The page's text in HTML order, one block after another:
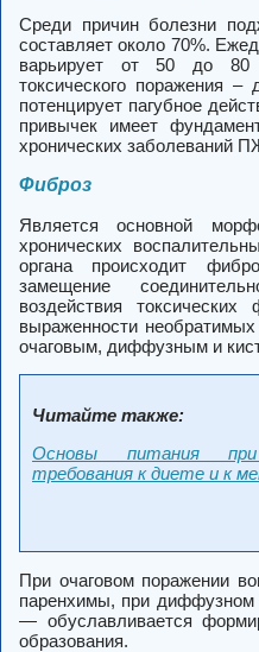
Среди причин болезни
составляет около 70%.
варьирует от 50 до
токсического поражения
потенцирует пагубное
привычек имеет
хронических заболеваний
Фиброз
Является основной
хронических
органа происходит
замещение
воздействия
выраженности
очаговым, диффузным и
Читайте также:
Основы питания
требования к диете и к
При очаговом поражении
паренхимы, при диффузном
— обуславливается
образования.